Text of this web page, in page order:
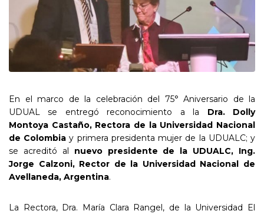
En el marco de la celebración del 75° Aniversario de la
UDUAL se entregó reconocimiento a la Dra. Dolly
Montoya Castaño, Rectora de la Universidad Nacional
de Colombiay primera presidenta mujer de la UDUALC; y
se acreditó al nuevo presidente de la UDUALC, Ing.
Jorge Calzoni, Rector de la Universidad Nacional de
Avellaneda, Argentina.
La Rectora, Dra. María Clara Rangel, de la Universidad El